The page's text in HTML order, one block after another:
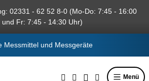
02331 - 62 52 8-0 (Mo-Do: 7:45 - 16:00
und Fr: 7:45 - 14:30 Uhr)
Messmittel und Messgeräte
Menü